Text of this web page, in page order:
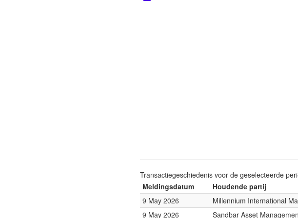
Transactiegeschiedenis voor de geselecteerde
Meldingsdatum
Houdende partij
9 May 2026
Millennium International
9 May 2026
Sandbar Asset